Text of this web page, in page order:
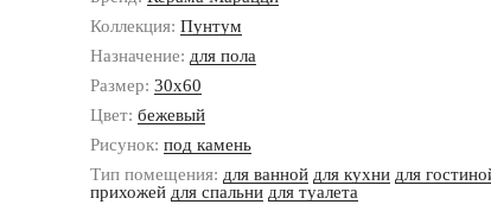
Коллекция: Пунтум
Назначение: для пола
Размер: 30x60
Цвет: бежевый
Рисунок: под камень
Тип помещения: для ванной для кухни для
прихожей для спальни для туалета